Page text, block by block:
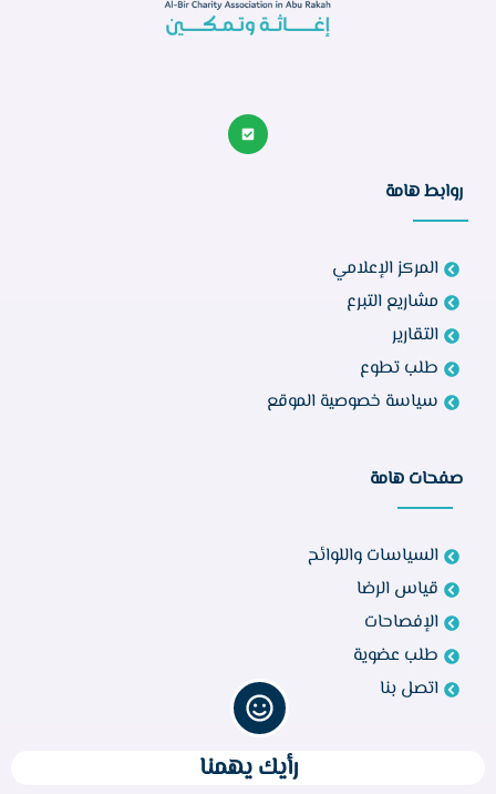
روابط هامة
المركز الإعلامي
مشاريع التبرع
التقارير
طلب تطوع
سياسة خصوصية الموقع
صفحات هامة
السياسات واللوائح
قياس الرضا
الإفصاحات
طلب عضوية
اتصل بنا
رأيك يهمنا